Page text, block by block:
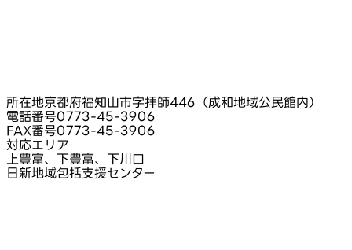
所在地京都府福知山市字拝師446（成和地域公民館内）
電話番号0773-45-3906
FAX番号0773-45-3906
対応エリア
上豊富、下豊富、下川口
日新地域包括支援センター